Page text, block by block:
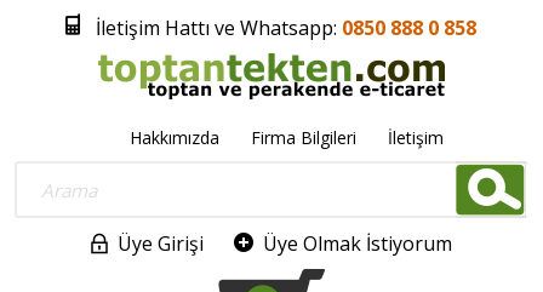
İletişim Hattı ve Whatsapp: 0850 888 0 858
Hakkımızda Firma Bilgileri İletişim
Üye Girişi Üye Olmak İstiyorum